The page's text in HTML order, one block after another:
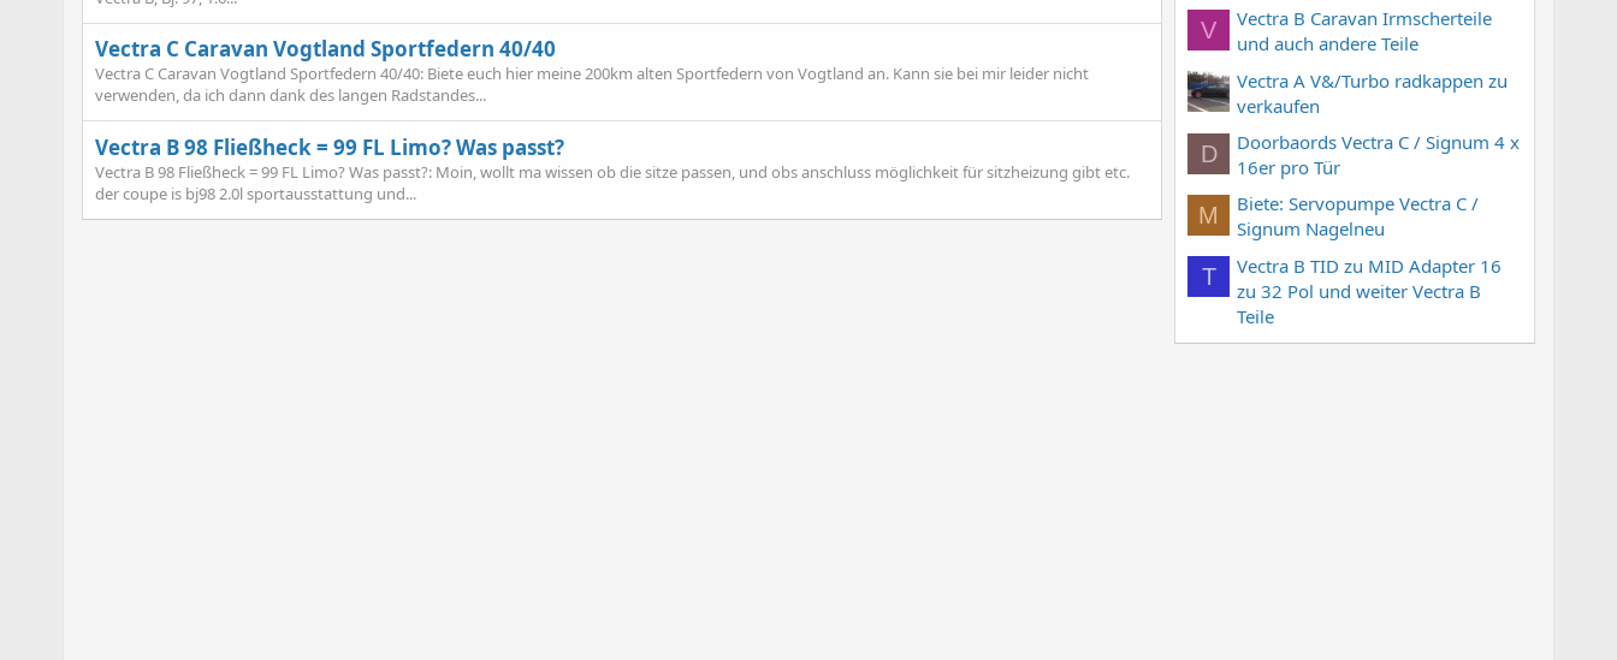
Vectra C Caravan Vogtland Sportfedern 40/40
Vectra C Caravan Vogtland Sportfedern 40/40: Biete euch hier meine 200km alten Sportfedern von Vogtland an. Kann sie bei mir leider nicht
verwenden, da ich dann dank des langen Radstandes...
Vectra B 98 Fließheck = 99 FL Limo? Was passt?
Vectra B 98 Fließheck = 99 FL Limo? Was passt?: Moin, wollt ma wissen ob die sitze passen, und obs anschluss möglichkeit für sitzheizung gibt etc.
der coupe is bj98 2.0l sportausstattung und...
V
Vectra B Caravan Irmscherteile
und auch andere Teile
Vectra A V&/Turbo radkappen zu
verkaufen
D
Doorbaords Vectra C / Signum 4 x
16er pro Tür
M
Biete: Servopumpe Vectra C /
Signum Nagelneu
T
Vectra B TID zu MID Adapter 16
zu 32 Pol und weiter Vectra B
Teile